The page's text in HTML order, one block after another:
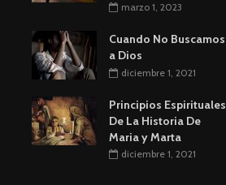
marzo 1, 2023
Cuando No Buscamos
a Dios
diciembre 1, 2021
Principios Espirituales
De La Historia De
Maria y Marta
diciembre 1, 2021